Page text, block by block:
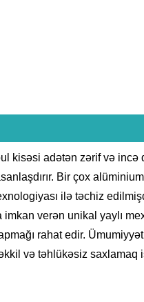
kisəsi adətən zərif və incə
Bir çox alüminium
ilə təchiz
imkan verən unikal yaylı
rahat edir.
və təhlükəsiz saxlamaq